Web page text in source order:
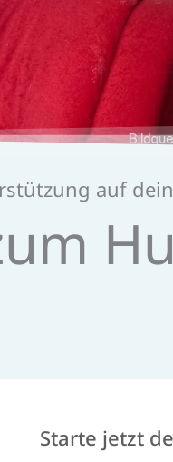
auf
Starte jetzt